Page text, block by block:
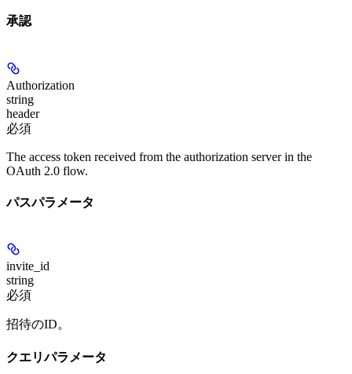
承認
Authorization
string
header
必須
The access token received from the authorization server in the
OAuth 2.0 flow.
パスパラメータ
invite_id
string
必須
招待のID。
クエリパラメータ